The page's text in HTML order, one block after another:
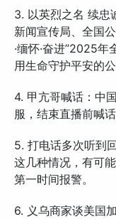
3. 以英烈之名 续忠
新闻宣传局、全国
·缅怀·奋进”2025
用生命守护平安的公
4. 甲亢哥喊话：中
服，结束直播前喊
5. 打电话多次听到
这几种情况，有可
第一时间报警。
6. 义乌商家谈美国